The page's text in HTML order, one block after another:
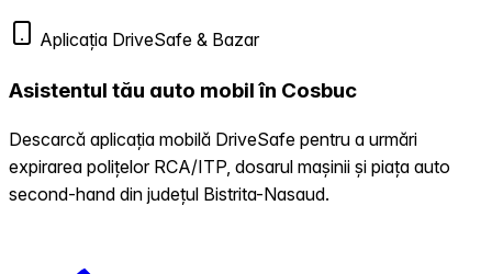
Aplicația DriveSafe & Bazar
Asistentul tău auto mobil în Cosbuc
Descarcă aplicația mobilă DriveSafe pentru a urmări
expirarea polițelor RCA/ITP, dosarul mașinii și piața auto
second-hand din județul Bistrita-Nasaud.